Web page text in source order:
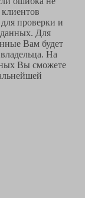
для проверки и
Для
Вам будет
На
Вы сможете